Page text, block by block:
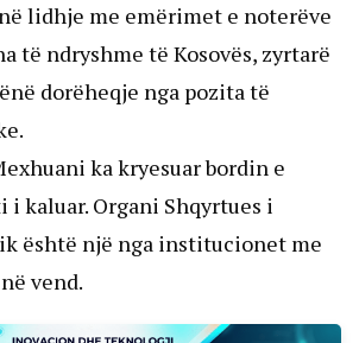
lidhje me emërimet e noterëve
të ndryshme të Kosovës, zyrtarë
dorëheqje nga pozita të
ka kryesuar bordin e
i kaluar. Organi Shqyrtues i
është një nga institucionet me
vend.